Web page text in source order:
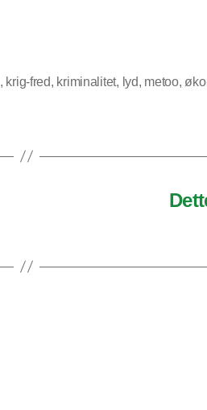
, krig-fred, kriminalitet, lyd, metoo,